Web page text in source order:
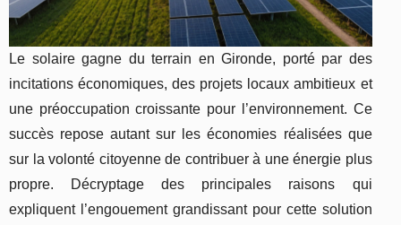
Le solaire gagne du terrain en Gironde, porté par des
incitations économiques, des projets locaux ambitieux et
une préoccupation croissante pour l’environnement. Ce
succès repose autant sur les économies réalisées que
sur la volonté citoyenne de contribuer à une énergie plus
propre. Décryptage des principales raisons qui
expliquent l’engouement grandissant pour cette solution